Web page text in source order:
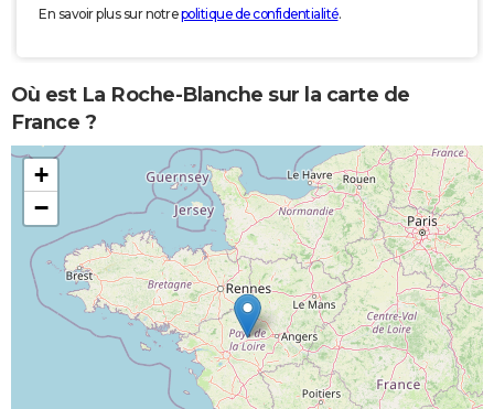
En savoir plus sur notrepolitique de confidentialité.
Où est La Roche-Blanche sur la carte de
France ?
+
−